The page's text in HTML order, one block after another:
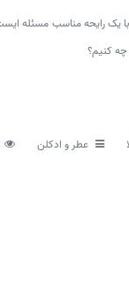
یک رایحه مناسب مسئله
چه کنیم؟
عطر و ادکلن